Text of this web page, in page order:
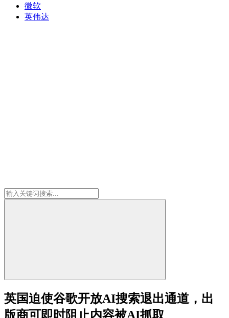
微软
英伟达
英国迫使谷歌开放AI搜索退出通道，出
版商可即时阻止内容被AI抓取